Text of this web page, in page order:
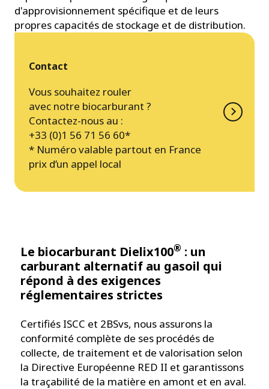
d'approvisionnement spécifique et de leurs
propres capacités de stockage et de distribution.
Contact
Vous souhaitez rouler
avec notre biocarburant ?
Contactez-nous au :
+33 (0)1 56 71 56 60*
* Numéro valable partout en France
prix d’un appel local
Le biocarburant Dielix100® : un
carburant alternatif au gasoil qui
répond à des exigences
réglementaires strictes
Certifiés ISCC et 2BSvs, nous assurons la
conformité complète de ses procédés de
collecte, de traitement et de valorisation selon
la Directive Européenne RED II et garantissons
la traçabilité de la matière en amont et en aval.